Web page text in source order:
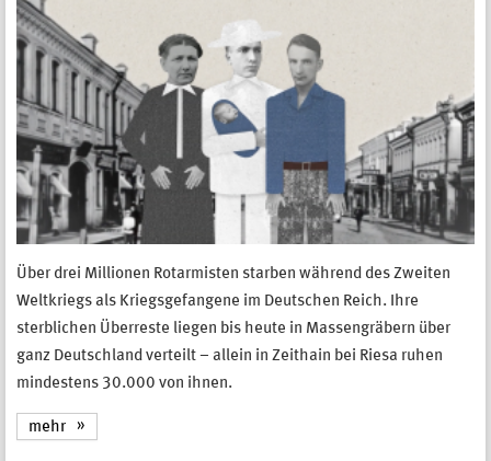
Über drei Millionen Rotarmisten starben während des Zweiten
Weltkriegs als Kriegsgefangene im Deutschen Reich. Ihre
sterblichen Überreste liegen bis heute in Massengräbern über
ganz Deutschland verteilt – allein in Zeithain bei Riesa ruhen
mindestens 30.000 von ihnen.
mehr